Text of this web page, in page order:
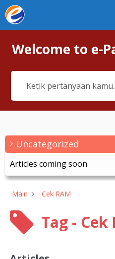
Skip
to
content
Welcome to e-
Uncategorized
Articles coming soon
Main Cek RAM
Tag - Cek